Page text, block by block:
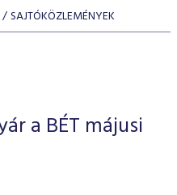
tőzsdei bevezetését
SAJTÓKÖZLEMÉNYEK
a BÉT májusi